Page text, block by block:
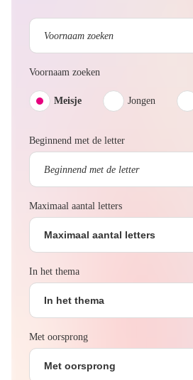
Voornaam zoeken
Meisje Jongen
Beginnend met de letter
Maximaal aantal letters
Maximaal aantal letters
In het thema
In het thema
Met oorsprong
Met oorsprong